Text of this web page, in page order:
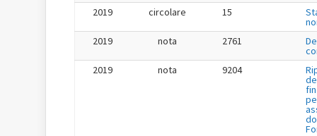
2019
circolare 15
2019
nota 2761
2019
nota 9204